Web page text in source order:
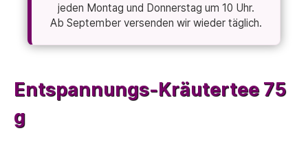
jeden Montag und Donnerstag um 10 Uhr.
Ab September versenden wir wieder täglich.
Entspannungs-Kräutertee 75
g